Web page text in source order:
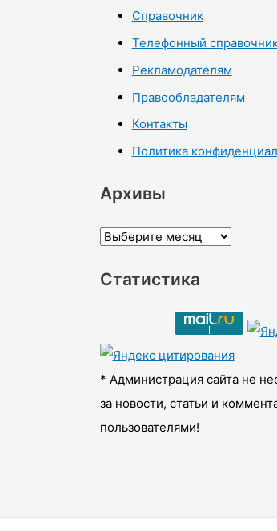
Справочник
Телефонный
Рекламодателям
Правообладателям
Контакты
Политика
Архивы
А
х
ы
Статистика
* Администрация сайта не
за новости, статьи и
пользователями!